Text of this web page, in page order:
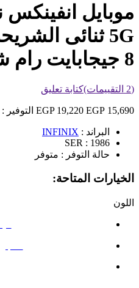
8 جيجابايت رام شاشة 6.78 بوصة
(2 التقييمات) كتابة تعليق
15,690 EGP
19,220 EGP التوفير :
البراند : INFINIX
SER : 1986
حالة التوفر : متوفر
الخيارات المتاحة:
اللون